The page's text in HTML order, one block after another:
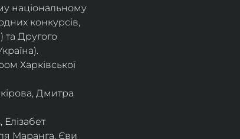
національному
конкурсів,
та Другого
Харківської
Дмитра
Маранга, Єви